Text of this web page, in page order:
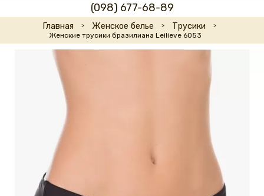
(098) 677-68-89
Главная Женское белье Трусики
Женские трусики бразилиана Leilieve 6053